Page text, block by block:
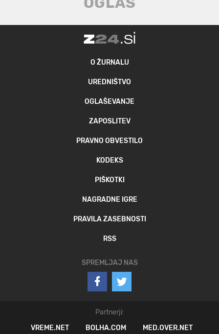
O ŽURNALU
UREDNIŠTVO
OGLAŠEVANJE
ZAPOSLITEV
PRAVNO OBVESTILO
KODEKS
PIŠKOTKI
NAGRADNE IGRE
PRAVILA ZASEBNOSTI
RSS
SPREMLJAJ NAS
Partnerji:
VREME.NET
BOLHA.COM MED.OVER.NET